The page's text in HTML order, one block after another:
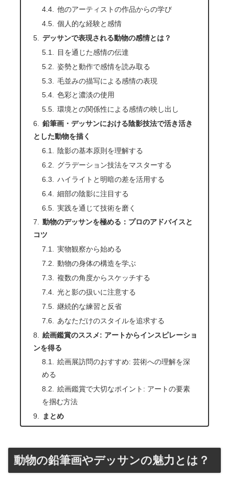
他のアーティストの作品からの学び
個人的な経験と感情
デッサンで表現される動物の感情とは？
目を通じた感情の伝達
姿勢と動作で感情を読み取る
毛並みの描写による感情の表現
色彩と濃淡の使用
環境との関係性による感情の映し出し
鉛筆画・デッサンにおける陰影技法で活き活き
とした動物を描く
陰影の基本原則を理解する
グラデーション技法をマスターする
ハイライトと明暗の差を活用する
細部の陰影に注目する
実践を通じて技術を磨く
動物のデッサンを極める：プロのアドバイスと
コツ
実物観察から始める
動物の身体の構造を学ぶ
複数の角度からスケッチする
光と影の扱いに注意する
継続的な練習と反省
あなただけのスタイルを追求する
絵画鑑賞のススメ: アートからインスピレーショ
ンを得る
絵画展訪問のおすすめ: 芸術への理解を深
める
絵画鑑賞で大切なポイント: アートの要素
を掴む方法
まとめ
動物の鉛筆画やデッサンの魅力とは？